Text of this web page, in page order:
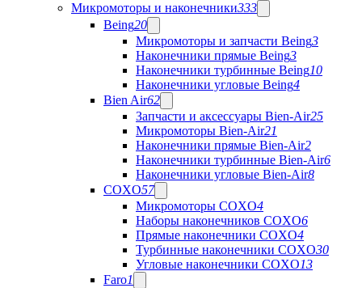
Микромоторы и наконечники333
Being20
Микромоторы и запчасти Being3
Наконечники прямые Being3
Наконечники турбинные Being10
Наконечники угловые Being4
Bien Air62
Запчасти и аксессуары Bien-Air25
Микромоторы Bien-Air21
Наконечники прямые Bien-Air2
Наконечники турбинные Bien-Air6
Наконечники угловые Bien-Air8
COXO57
Микромоторы COXO4
Наборы наконечников COXO6
Прямые наконечники COXO4
Турбинные наконечники COXO30
Угловые наконечники COXO13
Faro1